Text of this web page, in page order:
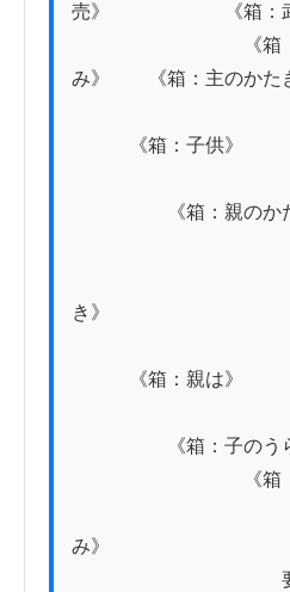
売》　　　　　　《箱：
《箱：土蔵
み》　　《箱：主のかた
《箱：子供》
《箱：親のかた
《箱：
《箱：
き》
《箱：親は》
《箱：子のうら
《箱：地
《箱：地
み》
要